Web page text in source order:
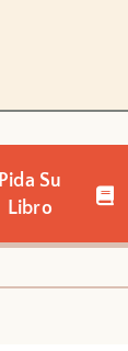
Pida Su
Libro